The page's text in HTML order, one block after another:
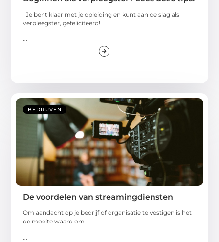
Je bent klaar met je opleiding en kunt aan de slag als
verpleegster, gefeliciteerd!
...
BEDRIJVEN
De voordelen van streamingdiensten
Om aandacht op je bedrijf of organisatie te vestigen is het
de moeite waard om